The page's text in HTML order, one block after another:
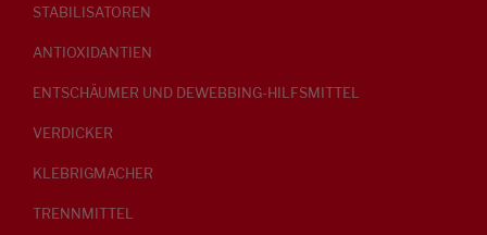
STABILISATOREN
ANTIOXIDANTIEN
ENTSCHÄUMER UND DEWEBBING-HILFSMITTEL
VERDICKER
KLEBRIGMACHER
TRENNMITTEL